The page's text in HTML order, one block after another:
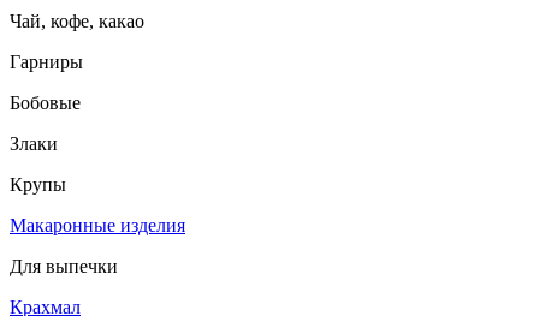
Чай, кофе, какао
Гарниры
Бобовые
Злаки
Крупы
Макаронные изделия
Для выпечки
Крахмал